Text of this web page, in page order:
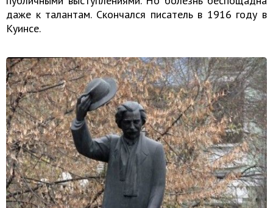
даже к талантам. Скончался писатель в 1916 году в
Куинсе.